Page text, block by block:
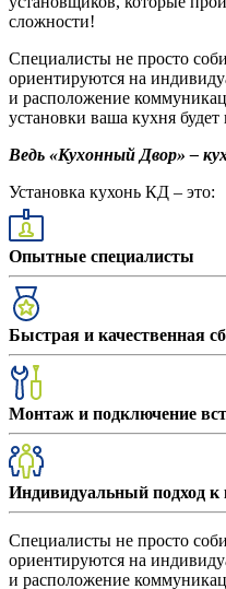
сложности!
Специалисты не просто
ориентируются на
и расположение
установки ваша кухня будет
Ведь «Кухонный Двор» –
Установка кухонь КД – это:
Опытные специалисты
Быстрая и качественная
Монтаж и подключение
Индивидуальный подход к
Специалисты не просто
ориентируются на
и расположение